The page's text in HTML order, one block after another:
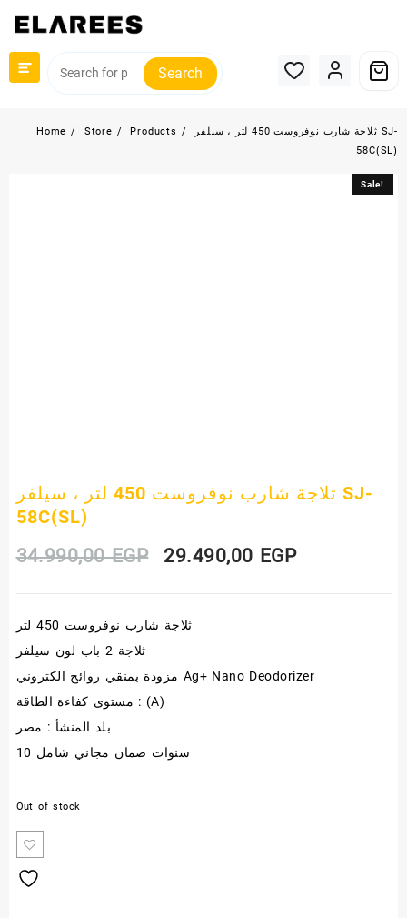
Search
Home Store Products
ثلاجة شارب نوفروست 450 لتر ، سيلفر SJ-
58C(SL)
Sale!
ثلاجة شارب نوفروست 450 لتر ، سيلفر SJ-
58C(SL)
34.990,00EGP
Original
was:
34.990,00 EGP.
29.490,00 EGPCurrent
ثلاجة شارب نوفروست 450 لتر
ثلاجة 2 باب لون سيلفر
مزودة بمنقي روائح الكتروني Ag+ Nano Deodorizer
مستوى كفاءة الطاقة : (A)
بلد المنشأ : مصر
10 سنوات ضمان مجاني شامل
Out of stock
Sale!